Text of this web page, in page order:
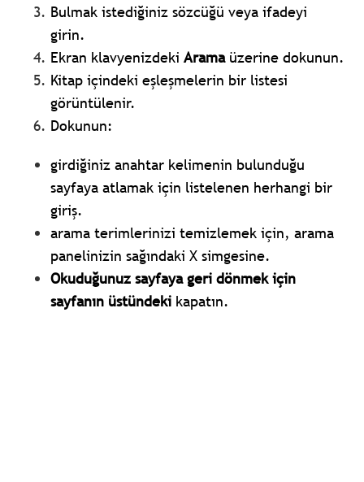
Bulmak istediğiniz sözcüğü veya ifadeyi
girin.
Ekran klavyenizdekiArama üzerine dokunun.
Kitap içindeki eşleşmelerin bir listesi
görüntülenir.
Dokunun:
girdiğiniz anahtar kelimenin bulunduğu
sayfaya atlamak için listelenen herhangi bir
giriş.
arama terimlerinizi temizlemek için, arama
panelinizin sağındaki X simgesine.
Okuduğunuz sayfaya geri dönmek için
sayfanın üstündeki kapatın.